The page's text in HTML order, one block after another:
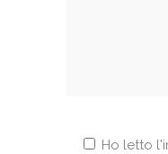
Ho letto